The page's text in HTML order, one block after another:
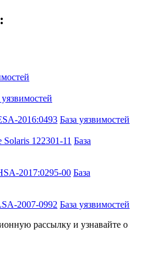
уязвимостей
2016:0493 База уязвимостей
122301-11 База
2017:0295-00 База
2007-0992 База уязвимостей
рассылку и узнавайте о